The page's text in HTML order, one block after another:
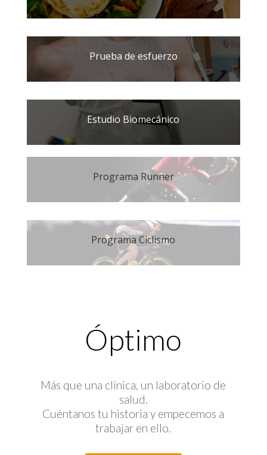
Prueba de esfuerzo
Estudio Biomecánico
Programa Runner
Programa Ciclismo
Óptimo
Más que una clínica, un laboratorio de
salud.
Cuéntanos tu historia y empecemos a
trabajar en ello.